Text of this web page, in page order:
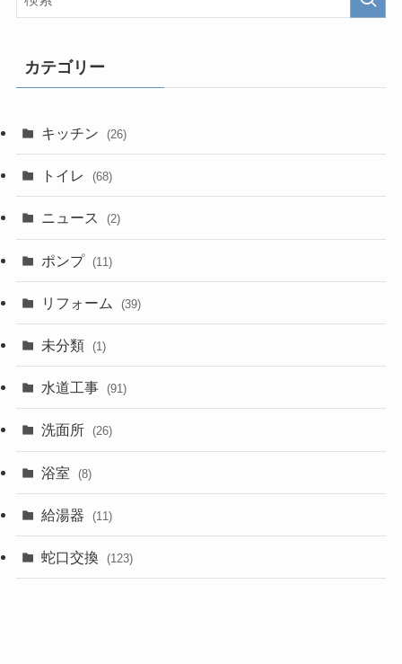
カテゴリー
キッチン (26)
トイレ (68)
ニュース (2)
ポンプ (11)
リフォーム (39)
未分類 (1)
水道工事 (91)
洗面所 (26)
浴室 (8)
給湯器 (11)
蛇口交換 (123)